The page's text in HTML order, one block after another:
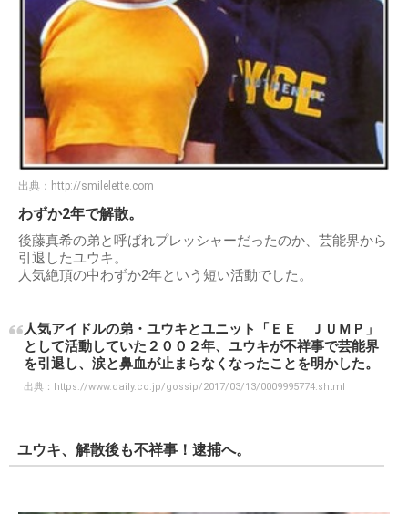
出典： http://smilelette.com
わずか2年で解散。
後藤真希の弟と呼ばれプレッシャーだったのか、芸能界から
引退したユウキ。
人気絶頂の中わずか2年という短い活動でした。
人気アイドルの弟・ユウキとユニット「ＥＥ ＪＵＭＰ」
として活動していた２００２年、ユウキが不祥事で芸能界
を引退し、涙と鼻血が止まらなくなったことを明かした。
出典： https://www.daily.co.jp/gossip/2017/03/13/0009995774.shtml
ユウキ、解散後も不祥事！逮捕へ。